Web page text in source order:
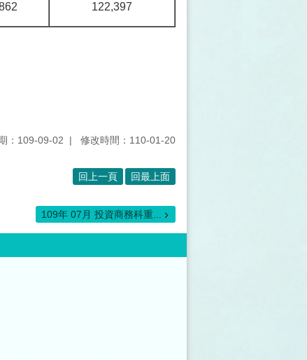
122,397
：109-09-02 修改時間：110-01-20
回上一頁 回最上面
109年 07月 投資商務科重...